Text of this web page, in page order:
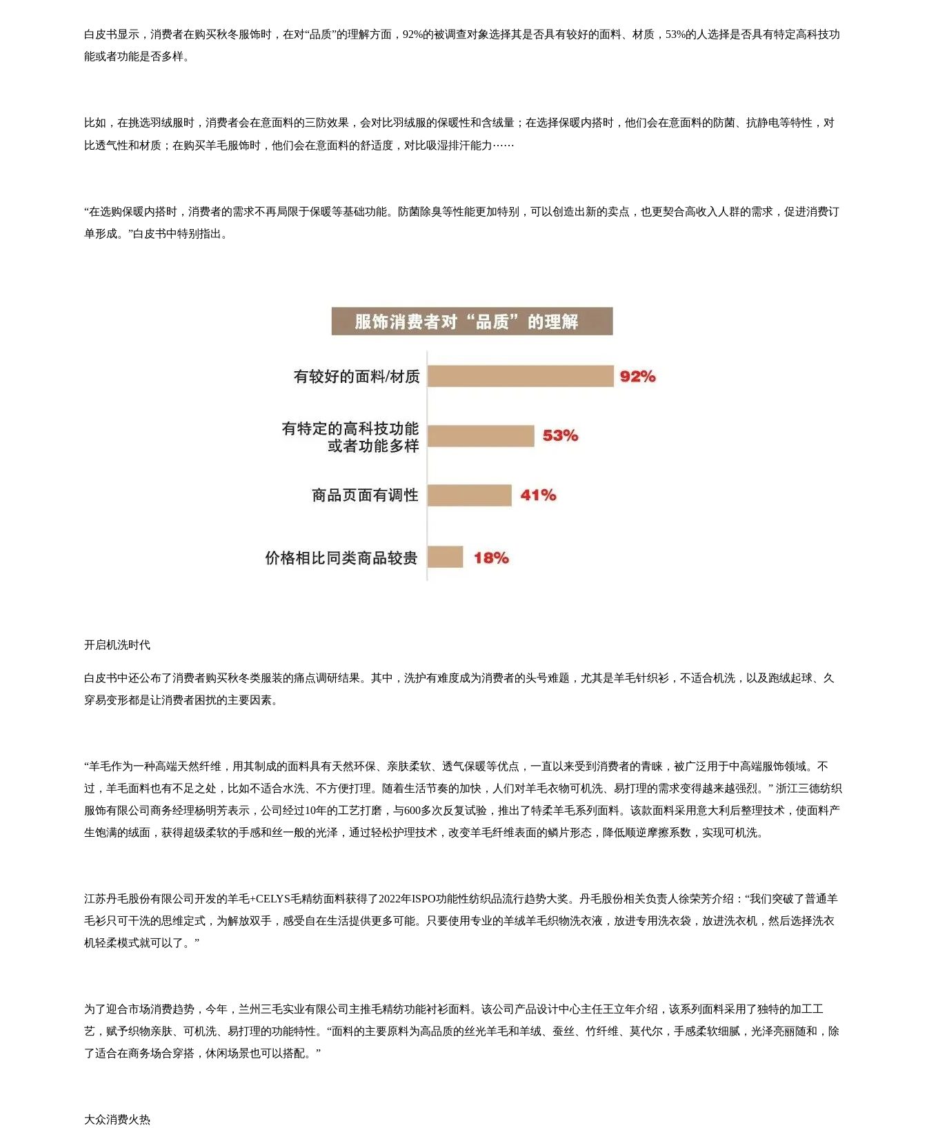
白皮书显示，消费者在购买秋冬服饰时，在对“品质”的理解方面， 92%的被调查对象选择其是否具有较好的面料、材质， 53%的人选择是否具有特定高科技功
能或者功能是否多样。
比如，在挑选羽绒服时，消费者会在意面料的三防效果，会对比羽绒服的保暖性和含绒量；在选择保暖内搭时，他们会在意面料的防菌、抗静电等特性，对
比透气性和材质；在购买羊毛服饰时，他们会在意面料的舒适度，对比吸湿排汗能力⋯⋯
“在选购保暖内搭时，消费者的需求不再局限于保暖等基础功能。防菌除臭等性能更加特别，可以创造出新的卖点，也更契合高收入人群的需求，促进消费订
单形成。”白皮书中特别指出。
开启机洗时代
白皮书中还公布了消费者购买秋冬类服装的痛点调研结果。其中，洗护有难度成为消费者的头号难题，尤其是羊毛针织衫，不适合机洗，以及跑绒起球、久
穿易变形都是让消费者困扰的主要因素。
“羊毛作为一种高端天然纤维，用其制成的面料具有天然环保、亲肤柔软、透气保暖等优点，一直以来受到消费者的青睐，被广泛用于中高端服饰领域。不
过，羊毛面料也有不足之处，比如不适合水洗、不方便打理。随着生活节奏的加快，人们对羊毛衣物可机洗、易打理的需求变得越来越强烈。” 浙江三德纺织
服饰有限公司商务经理杨明芳表示，公司经过10年的工艺打磨，与600多次反复试验，推出了特柔羊毛系列面料。该款面料采用意大利后整理技术，使面料产
生饱满的绒面，获得超级柔软的手感和丝一般的光泽，通过轻松护理技术，改变羊毛纤维表面的鳞片形态，降低顺逆摩擦系数，实现可机洗。
江苏丹毛股份有限公司开发的羊毛+CELYS毛精纺面料获得了2022年ISPO功能性纺织品流行趋势大奖。丹毛股份相关负责人徐荣芳介绍：“我们突破了普通羊
毛衫只可干洗的思维定式，为解放双手，感受自在生活提供更多可能。只要使用专业的羊绒羊毛织物洗衣液，放进专用洗衣袋，放进洗衣机，然后选择洗衣
机轻柔模式就可以了。”
为了迎合市场消费趋势，今年，兰州三毛实业有限公司主推毛精纺功能衬衫面料。该公司产品设计中心主任王立年介绍，该系列面料采用了独特的加工工
艺，赋予织物亲肤、可机洗、易打理的功能特性。“面料的主要原料为高品质的丝光羊毛和羊绒、蚕丝、竹纤维、莫代尔，手感柔软细腻，光泽亮丽随和，除
了适合在商务场合穿搭，休闲场景也可以搭配。”
大众消费火热